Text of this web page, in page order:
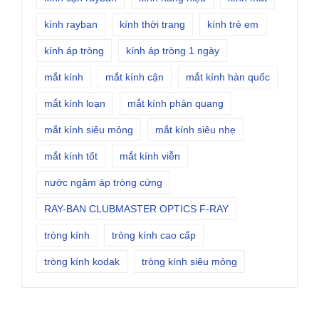
kính rayban kính thời trang kính trẻ em
kính áp tròng kính áp tròng 1 ngày
mắt kính mắt kính cận mắt kính hàn quốc
mắt kính loạn mắt kính phản quang
mắt kính siêu mỏng mắt kính siêu nhẹ
mắt kính tốt mắt kính viễn
nước ngâm áp tròng cứng
RAY-BAN CLUBMASTER OPTICS F-RAY
tròng kính tròng kính cao cấp
tròng kính kodak tròng kính siêu mỏng